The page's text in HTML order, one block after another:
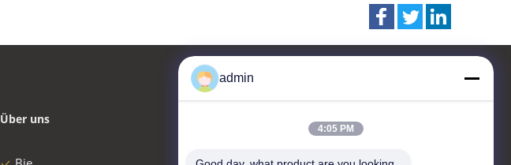
Über uns
CHANGZHOU UNITED WIN
admin
4:05 PM